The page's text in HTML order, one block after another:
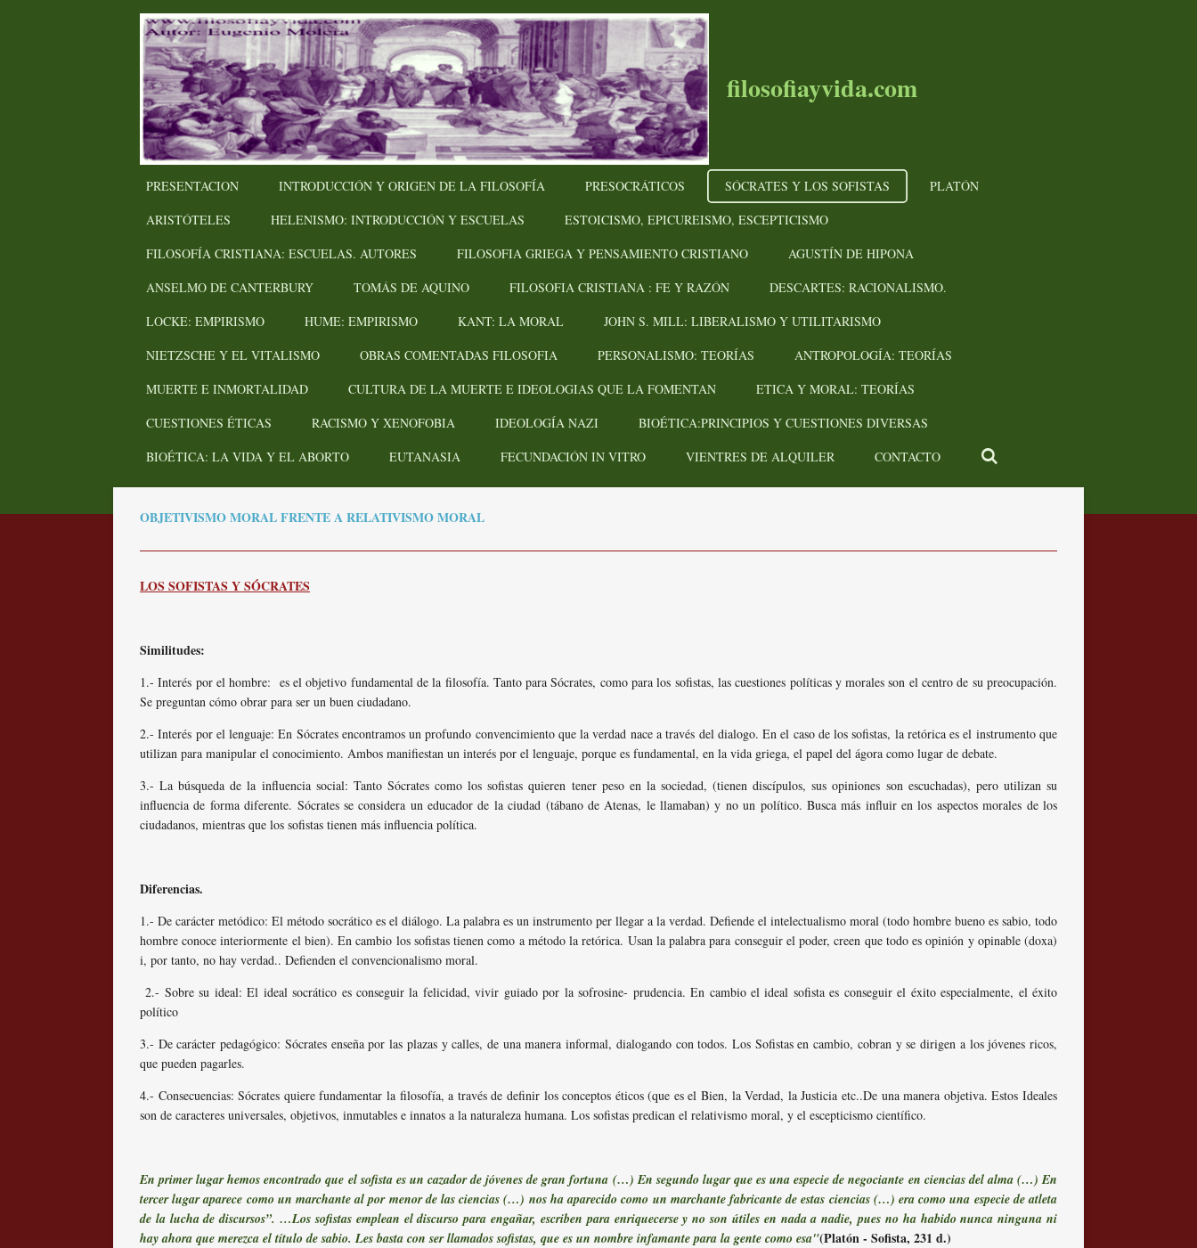
filosofiayvida.com
PRESENTACION INTRODUCCIÓN Y ORIGEN DE LA FILOSOFÍA PRESOCRÁTICOS SÓCRATES Y LOS SOFISTAS
PLATÓN
ARISTÓTELES
HELENISMO: INTRODUCCIÓN Y ESCUELAS
ESTOICISMO, EPICUREISMO, ESCEPTICISMO
FILOSOFÍA CRISTIANA: ESCUELAS. AUTORES
FILOSOFIA GRIEGA Y PENSAMIENTO CRISTIANO
AGUSTÍN DE HIPONA
ANSELMO DE CANTERBURY
TOMÁS DE AQUINO FILOSOFIA CRISTIANA : FE Y RAZÓN
DESCARTES: RACIONALISMO.
LOCKE: EMPIRISMO
HUME: EMPIRISMO KANT: LA MORAL
JOHN S. MILL: LIBERALISMO Y UTILITARISMO
NIETZSCHE Y EL VITALISMO
OBRAS COMENTADAS FILOSOFIA PERSONALISMO: TEORÍAS
ANTROPOLOGÍA: TEORÍAS
MUERTE E INMORTALIDAD
CULTURA DE LA MUERTE E IDEOLOGIAS QUE LA FOMENTAN
ETICA Y MORAL: TEORÍAS
CUESTIONES ÉTICAS
RACISMO Y XENOFOBIA IDEOLOGÍA NAZI
BIOÉTICA:PRINCIPIOS Y CUESTIONES DIVERSAS
BIOÉTICA: LA VIDA Y EL ABORTO
EUTANASIA FECUNDACIÓN IN VITRO VIENTRES DE ALQUILER CONTACTO
OBJETIVISMO MORAL FRENTE A RELATIVISMO MORAL
LOS SOFISTAS Y SÓCRATES
Similitudes:
1.- Interés por el hombre: es el objetivo fundamental de la filosofía. Tanto para Sócrates, como para los sofistas, las cuestiones políticas y morales son el centro de su preocupación.
Se preguntan cómo obrar para ser un buen ciudadano.
2.- Interés por el lenguaje: En Sócrates encontramos un profundo convencimiento que la verdad nace a través del dialogo. En el caso de los sofistas, la retórica es el instrumento que
utilizan para manipular el conocimiento. Ambos manifiestan un interés por el lenguaje, porque es fundamental, en la vida griega, el papel del ágora como lugar de debate.
3.- La búsqueda de la influencia social: Tanto Sócrates como los sofistas quieren tener peso en la sociedad, (tienen discípulos, sus opiniones son escuchadas), pero utilizan su
influencia de forma diferente. Sócrates se considera un educador de la ciudad (tábano de Atenas, le llamaban) y no un político. Busca más influir en los aspectos morales de los
ciudadanos, mientras que los sofistas tienen más influencia política.
Diferencias.
1.- De carácter metódico: El método socrático es el diálogo. La palabra es un instrumento per llegar a la verdad. Defiende el intelectualismo moral (todo hombre bueno es sabio, todo
hombre conoce interiormente el bien). En cambio los sofistas tienen como a método la retórica. Usan la palabra para conseguir el poder, creen que todo es opinión y opinable (doxa)
i, por tanto, no hay verdad.. Defienden el convencionalismo moral.
2.- Sobre su ideal: El ideal socrático es conseguir la felicidad, vivir guiado por la sofrosine- prudencia. En cambio el ideal sofista es conseguir el éxito especialmente, el éxito
político
3.- De carácter pedagógico: Sócrates enseña por las plazas y calles, de una manera informal, dialogando con todos. Los Sofistas en cambio, cobran y se dirigen a los jóvenes ricos,
que pueden pagarles.
4.- Consecuencias: Sócrates quiere fundamentar la filosofía, a través de definir los conceptos éticos (que es el Bien, la Verdad, la Justicia etc..De una manera objetiva. Estos Ideales
son de caracteres universales, objetivos, inmutables e innatos a la naturaleza humana. Los sofistas predican el relativismo moral, y el escepticismo científico.
En primer lugar hemos encontrado que el sofista es un cazador de jóvenes de gran fortuna (…) En segundo lugar que es una especie de negociante en ciencias del alma (…) En
tercer lugar aparece como un marchante al por menor de las ciencias (…) nos ha aparecido como un marchante fabricante de estas ciencias (…) era como una especie de atleta
de la lucha de discursos”. …Los sofistas emplean el discurso para engañar, escriben para enriquecerse y no son útiles en nada a nadie, pues no ha habido nunca ninguna ni
hay ahora que merezca el título de sabio. Les basta con ser llamados sofistas, que es un nombre infamante para la gente como esa"(Platón - Sofista, 231 d.)